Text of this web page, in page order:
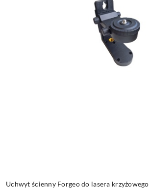
Uchwyt ścienny Forgeo do lasera krzyżowego